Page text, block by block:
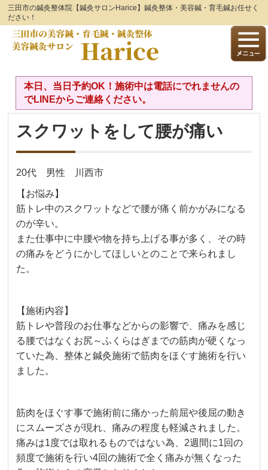
三田市の鍼灸整体院【鍼灸サロンHarice】鍼灸整体・美容鍼・育毛鍼お任せく
ださい！
本日、当日予約OK！施術中は電話にでれませんの
でLINEからご連絡ください。
スクワットをして腰が痛い
20代 男性 川西市
【お悩み】
筋トレ中のスクワットなどで腰が痛く前かがみになる
のが辛い。
また仕事中に中腰や物を持ち上げる事が多く、その時
の痛みをどうにかしてほしいとのことで来られまし
た。
【施術内容】
筋トレや普段のお仕事などからの影響で、痛みを感じ
る腰ではなくお尻～ふくらはぎまでの筋肉が硬くなっ
ていた為、整体と鍼灸施術で筋肉をほぐす施術を行い
ました。
筋肉をほぐす事で施術前に痛かった前屈や後屈の動き
にスムーズさが現れ、痛みの程度も軽減されました。
痛みは1度では取れるものではない為、2週間に1回の
頻度で施術を行い4回の施術で全く痛みが無くなった